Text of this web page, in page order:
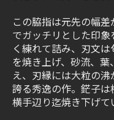
この脇指は元先の幅
でガッチリとした印
く練れて詰み、刃文
を焼き上げ、砂流、
え、刃縁には大粒の
誇る秀逸の作。鋩子は
横手辺り迄焼き下げて